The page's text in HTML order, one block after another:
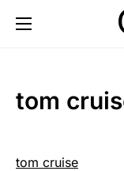
tom
tom cruise